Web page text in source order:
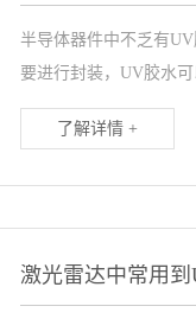
半导体器件中不乏有
要进行封装，UV胶水
了解详情 +
激光雷达中常用到